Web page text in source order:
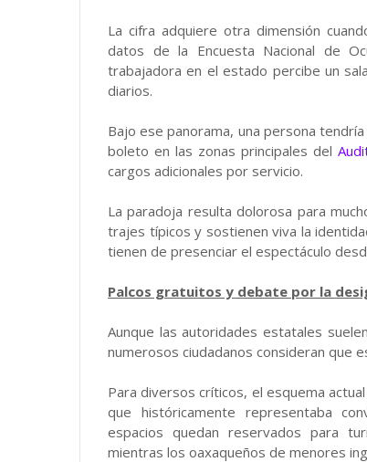
La cifra adquiere otra dimensión
datos de la Encuesta Nacional de
trabajadora en el estado percibe un
diarios.
Bajo ese panorama, una persona
boleto en las zonas principales del
cargos adicionales por servicio.
La paradoja resulta dolorosa para
trajes típicos y sostienen viva la
tienen de presenciar el espectáculo
Palcos gratuitos y debate por la
Aunque las autoridades estatales
numerosos ciudadanos consideran que
Para diversos críticos, el esquema
que históricamente representaba
espacios quedan reservados para
mientras los oaxaqueños de menores